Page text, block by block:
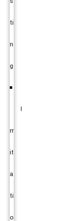
ti
n
g
I
rr
it
a
ti
o